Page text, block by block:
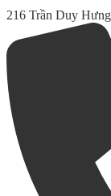
216 Trần Duy